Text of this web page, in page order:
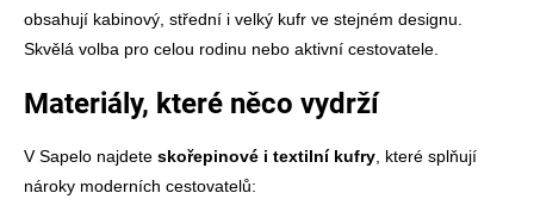
obsahují kabinový střední i velký kufr ve stejném designu.
Skvělá volba pro celou rodinu nebo aktivní cestovatele.
Materiály, které něco vydrží
V Sapelo najdete skořepinové i textilní kufry, které splňují
nároky moderních cestovatelů: